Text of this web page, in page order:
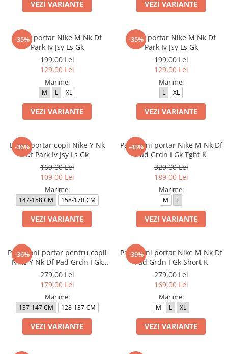
Bluze fotbal copii
Geci si veste fotbal copii
Imbracaminte fotbal femei
Tricouri fotbal femei
Sorturi fotbal femei
Pantaloni lungi fotbal femei
Echipament portar
VEZI VARIANTE VEZI VARIANTE
-35%
Bluza portar Nike M Nk Df
Park Iv Jsy Ls Gk
199,00 Lei
129,00 Lei
Marime:
M L XL
VEZI VARIANTE
-35%
Bluza portar Nike M Nk Df
Park Iv Jsy Ls Gk
199,00 Lei
129,00 Lei
Marime:
L XL
VEZI VARIANTE
-36%
Bluza portar copii Nike Y Nk
Df Park Iv Jsy Ls Gk
169,00 Lei
109,00 Lei
Marime:
147-158 CM 158-170 CM
VEZI VARIANTE
-43%
Pantaloni portar Nike M Nk Df
Pad Grdn I Gk Tght K
329,00 Lei
189,00 Lei
Marime:
M L
VEZI VARIANTE
-36%
Pantaloni portar pentru copii
Nike Y Nk Df Pad Grdn I Gk
Tght K
279,00 Lei
179,00 Lei
Marime:
137-147 CM 128-137 CM
VEZI VARIANTE
-39%
Pantaloni portar Nike M Nk Df
Pad Grdn I Gk Short K
279,00 Lei
169,00 Lei
Marime:
M L XL
VEZI VARIANTE